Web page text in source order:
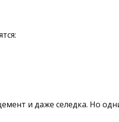
и даже селедка. Но